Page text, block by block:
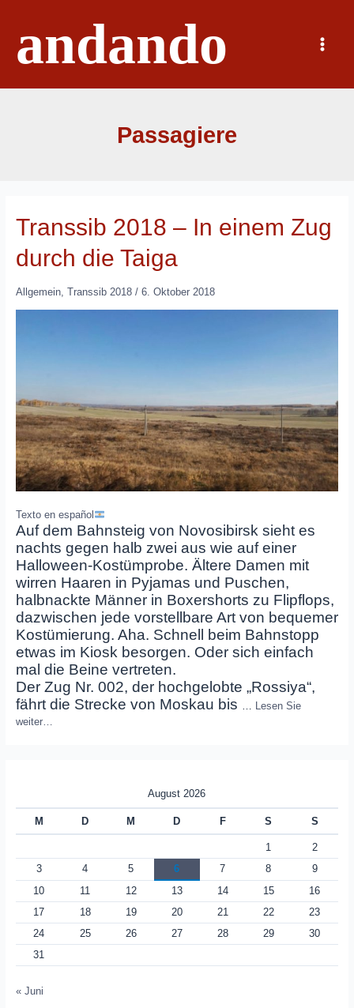
springenandando
Main
Menu
Passagiere
Transsib 2018 – In einem Zug
durch die Taiga
Allgemein, Transsib 2018/ 6. Oktober 2018
Texto en español
Auf dem Bahnsteig von Novosibirsk sieht es
nachts gegen halb zwei aus wie auf einer
Halloween-Kostümprobe. Ältere Damen mit
wirren Haaren in Pyjamas und Puschen,
halbnackte Männer in Boxershorts zu Flipflops,
dazwischen jede vorstellbare Art von bequemer
Kostümierung. Aha. Schnell beim Bahnstopp
etwas im Kiosk besorgen. Oder sich einfach
mal die Beine vertreten.
Der Zug Nr. 002, der hochgelobte „Rossiya“,
fährt die Strecke von Moskau bis … Lesen Sie
weiter…
August 2026
M D M D F S S
1
2
3
4 5 6 7 8
9
10
11 12 13 14 15
16
17
18 19 20 21 22
23
24
25 26 27 28 29
30
31
« Juni